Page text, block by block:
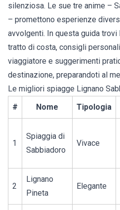
silenziosa. Le sue tre anime –
– promettono esperienze
avvolgenti. In questa guida
tratto di costa, consigli
viaggiatore e suggerimenti
destinazione, preparandoti al
Le migliori spiagge Lignano
#
Nome Tipologia
1
Spiaggia di
Sabbiadoro
Vivace
2
Lignano
Pineta
Elegante